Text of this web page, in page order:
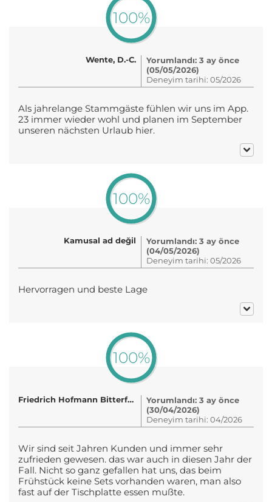
100%
Wente, D.-C.
Yorumlandı: 3 ay önce
(05/05/2026)
Deneyim tarihi: 05/2026
Als jahrelange Stammgäste fühlen wir uns im App.
23 immer wieder wohl und planen im September
unseren nächsten Urlaub hier.
100%
Kamusal ad değil
Yorumlandı: 3 ay önce
(04/05/2026)
Deneyim tarihi: 05/2026
Hervorragen und beste Lage
100%
Friedrich Hofmann Bitterfeld
Yorumlandı: 3 ay önce
(30/04/2026)
Deneyim tarihi: 04/2026
Wir sind seit Jahren Kunden und immer sehr
zufrieden gewesen. das war auch in diesen Jahr der
Fall. Nicht so ganz gefallen hat uns, das beim
Frühstück keine Sets vorhanden waren, man also
fast auf der Tischplatte essen mußte.